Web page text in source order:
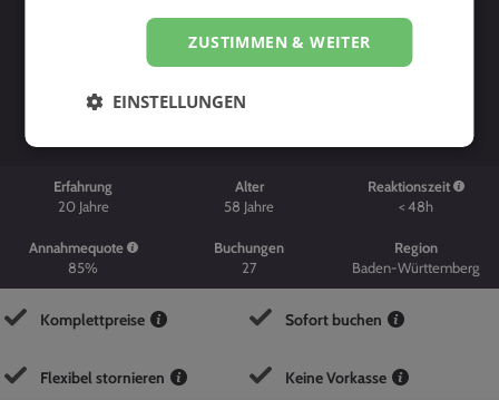
Erfahrung
20 Jahre
Alter
58 Jahre
Reaktionszeit
< 48h
Annahmequote
85%
Buchungen
27
Region
Baden-Württemberg
Komplettpreise Sofort buchen
Flexibel stornieren Keine Vorkasse
ZUSTIMMEN & WEITER
EINSTELLUNGEN